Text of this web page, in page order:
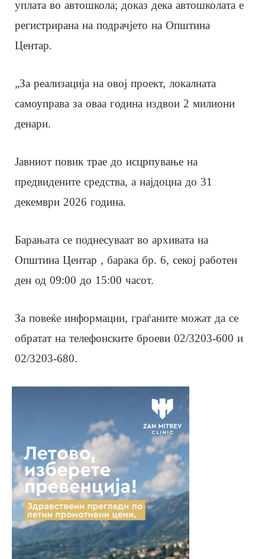
уплата во автошкола; доказ дека автошколата е
регистрирана на подрачјето на Општина
Центар.
„За реализација на овој проект, локалната
самоуправа за оваа година издвои 2 милиони
денари.
Јавниот повик трае до исцрпување на
предвидените средства, а најдоцна до 31
декември 2026 година.
Барањата се поднесуваат во архивата на
Општина Центар , барака бр. 6, секој работен
ден од 09:00 до 15:00 часот.
За повеќе информации, граѓаните можат да се
обратат на телефонските броеви 02/3203-600 и
02/3203-680.